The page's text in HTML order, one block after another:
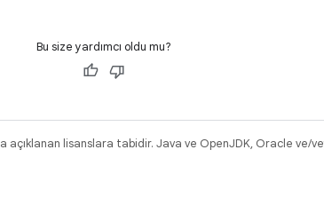
Bu size yardımcı oldu mu?
açıklanan lisanslara tabidir. Java ve OpenJDK, Oracle ve/